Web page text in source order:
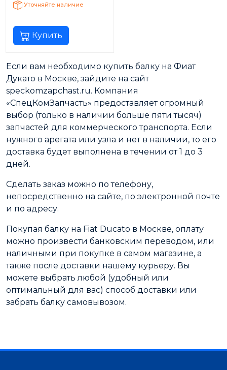
Уточняйте наличие
Купить
Если вам необходимо купить балку на Фиат
Дукато в Москве, зайдите на сайт
speckomzapchast.ru. Компания
«СпецКомЗапчасть» предоставляет огромный
выбор (только в наличии больше пяти тысяч)
запчастей для коммерческого транспорта. Если
нужного арегата или узла и нет в наличии, то его
доставка будет выполнена в течении от 1 до 3
дней.
Сделать заказ можно по телефону,
непосредственно на сайте, по электронной почте
и по адресу.
Покупая балку на Fiat Ducato в Москве, оплату
можно произвести банковским переводом, или
наличными при покупке в самом магазине, а
также после доставки нашему курьеру. Вы
можете выбрать любой (удобный или
оптимальный для вас) способ доставки или
забрать балку самовывозом.